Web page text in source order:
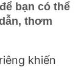
bạn có thể
thơm
khiến